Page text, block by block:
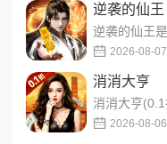
逆袭的仙王
2026-08-07
消消大亨
2026-08-06